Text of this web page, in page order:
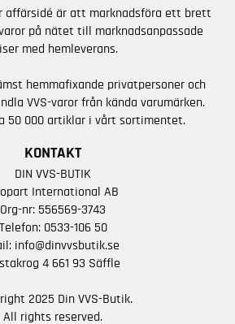
affärsidé är att marknadsföra ett brett
på nätet till marknadsanpassade
med hemleverans.
hemmafixande privatpersoner och
VVS-varor från kända varumärken.
50 000 artiklar i vårt sortimentet.
KONTAKT
DIN VVS-BUTIK
International AB
Org-nr: 556569-3743
Telefon: 0533-106 50
info@dinvvsbutik.se
4 661 93 Säffle
2025 Din VVS-Butik.
All rights reserved.